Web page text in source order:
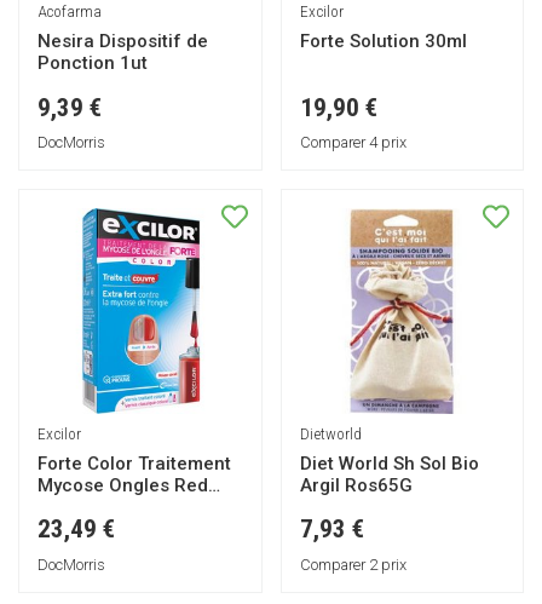
Acofarma
Nesira Dispositif de
Ponction 1ut
9,39 €
DocMorris
Excilor
Forte Solution 30ml
19,90 €
Comparer 4 prix
Excilor
Forte Color Traitement
Mycose Ongles Red
23,49 €
DocMorris
Dietworld
Diet World Sh Sol Bio
Argil Ros65G
7,93 €
Comparer 2 prix